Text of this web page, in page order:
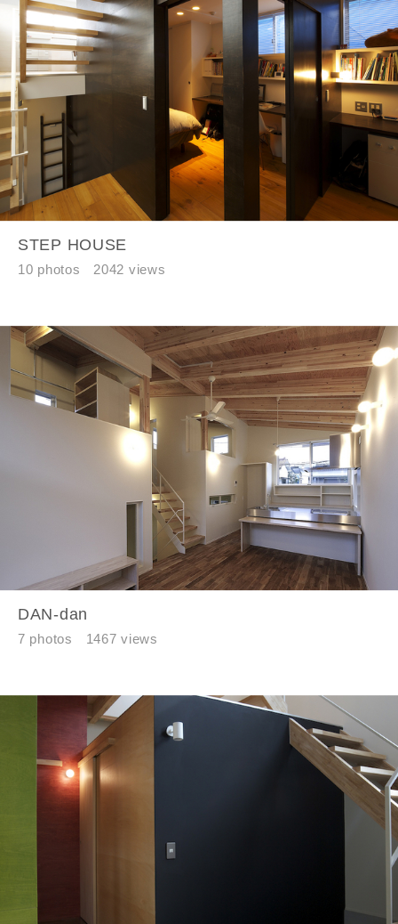
STEP HOUSE
10 photos 2042 views
DAN-dan
7 photos 1467 views
建築予定地
希望の予算
同居する家族構成
資料請求にあたっての注意事項
当社は，当社のプライバシーポリシー
に則って，いただい
た情報を利用します。
損害について、債務不履行責任、不法行為責任、その他の法
律上の請求原因の如何を問わず賠償の責任を負わないものと
します。
当社は、お客様が本サービスを利用することにより第三者と
の間で生じた紛争等について一切責任を負わないものとしま
す。
専門家の都合により、資料の送付が遅くなったり、送付
できない場合があります。あらかじめご了承ください。
閉じる
閉じる
閉じる